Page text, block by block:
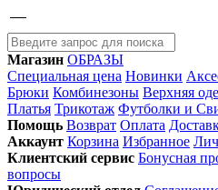
Магазин ОБРАЗЫ
Специальная цена Новинки
Брюки Комбинезоны Верхняя
Платья Трикотаж Футболки и
Помощь Возврат Оплата
Аккаунт Корзина Избранное
Клиентский сервис Бонусная
вопросы